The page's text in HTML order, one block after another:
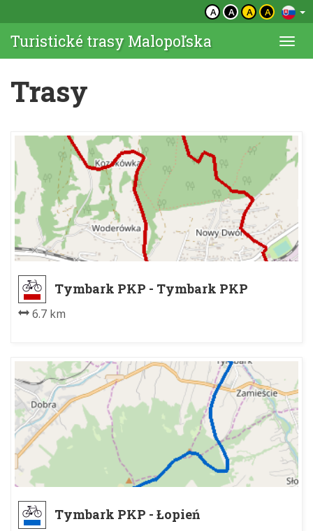
A A A A
Turistické trasy Malopoľska
Trasy
Tymbark PKP - Tymbark PKP
6.7 km
Tymbark PKP - Łopień